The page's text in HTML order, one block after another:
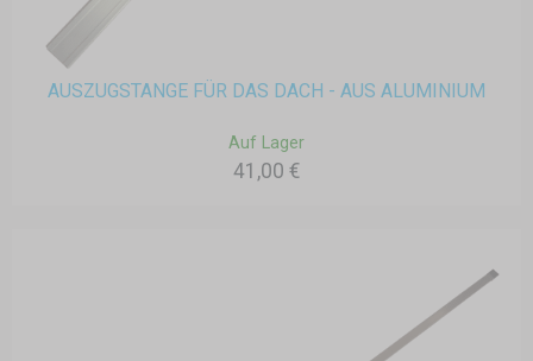
AUSZUGSTANGE FÜR DAS DACH - AUS ALUMINIUM
Auf Lager
41,00 €